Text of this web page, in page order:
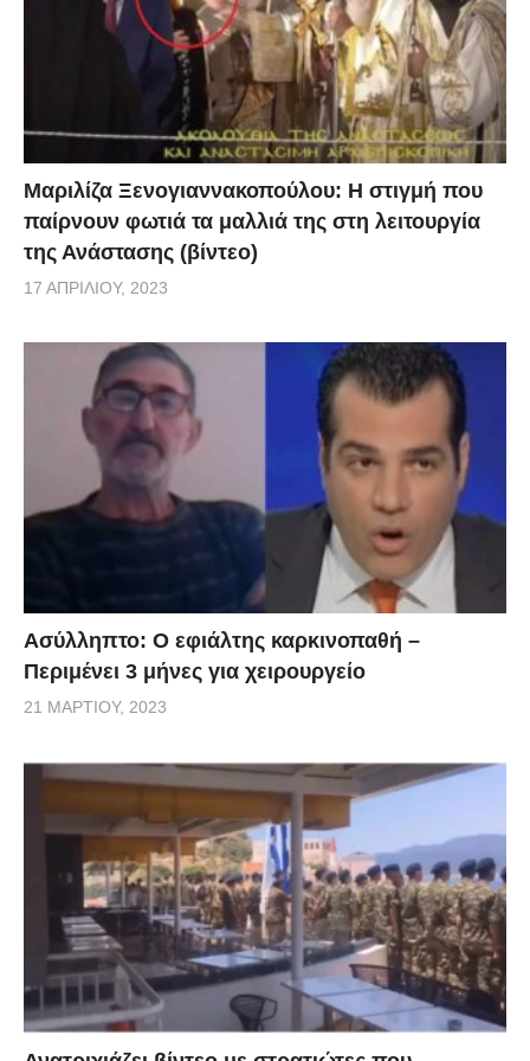
Βίντεο από την παρουσία του στην εκπομπή του
«ΑΝΤ1», «The 2night Show»
Μαριλίζα Ξενογιαννακοπούλου: Η στιγμή που
παίρνουν φωτιά τα μαλλιά της στη λειτουργία
της Ανάστασης (βίντεο)
17 ΑΠΡΙΛΊΟΥ, 2023
Ασύλληπτο: Ο εφιάλτης καρκινοπαθή –
Περιμένει 3 μήνες για χειρουργείο
21 ΜΑΡΤΊΟΥ, 2023